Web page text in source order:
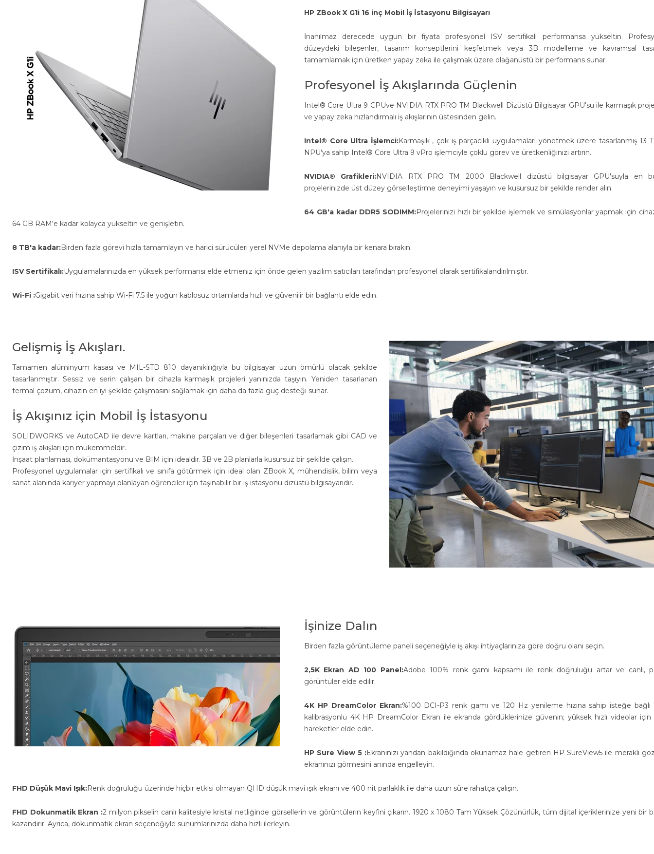
HP ZBook X G1i 16 inç Mobil İş İstasyonu Bilgisayarı
İnanılmaz derecede uygun bir fiyata profesyonel ISV sertifikalı performansa yükseltin.
düzeydeki bileşenler, tasarım konseptlerini keşfetmek veya 3B modelleme ve kavramsal
tamamlamak için üretken yapay zeka ile çalışmak üzere olağanüstü bir performans sunar.
Profesyonel İş Akışlarında Güçlenin
Intel® Core Ultra 9 CPUve NVIDIA RTX PRO TM Blackwell Dizüstü Bilgisayar GPU'su ile karmaşık
ve yapay zeka hızlandırmalı iş akışlarının üstesinden gelin.
Intel® Core Ultra İşlemci:Karmaşık , çok iş parçacıklı uygulamaları yönetmek üzere tasarlanmış 13
NPU'ya sahip Intel® Core Ultra 9 vPro işlemciyle çoklu görev ve üretkenliğinizi artırın.
NVIDIA® Grafikleri:NVIDIA RTX PRO TM 2000 Blackwell dizüstü bilgisayar GPU'suyla en
projelerinizde üst düzey görselleştirme deneyimi yaşayın ve kusursuz bir şekilde render alın.
64 GB'a kadar DDR5 SODIMM:Projelerinizi hızlı bir şekilde işlemek ve simülasyonlar yapmak için
64 GB RAM'e kadar kolayca yükseltin ve genişletin.
8 TB'a kadar:Birden fazla görevi hızla tamamlayın ve harici sürücüleri yerel NVMe depolama alanıyla bir kenara bırakın.
ISV Sertifikalı:Uygulamalarınızda en yüksek performansı elde etmeniz için önde gelen yazılım satıcıları tarafından profesyonel olarak sertifikalandırılmıştır.
Wi-Fi :Gigabit veri hızına sahip Wi-Fi 7.5 ile yoğun kablosuz ortamlarda hızlı ve güvenilir bir bağlantı elde edin.
Gelişmiş İş Akışları.
Tamamen alüminyum kasası ve MIL-STD 810 dayanıklılığıyla bu bilgisayar uzun ömürlü olacak şekilde
tasarlanmıştır. Sessiz ve serin çalışan bir cihazla karmaşık projeleri yanınızda taşıyın. Yeniden tasarlanan
termal çözüm, cihazın en iyi şekilde çalışmasını sağlamak için daha da fazla güç desteği sunar.
İş Akışınız için Mobil İş İstasyonu
SOLIDWORKS ve AutoCAD ile devre kartları, makine parçaları ve diğer bileşenleri tasarlamak gibi CAD ve
çizim iş akışları için mükemmeldir.
İnşaat planlaması, dokümantasyonu ve BIM için idealdir. 3B ve 2B planlarla kusursuz bir şekilde çalışın.
Profesyonel uygulamalar için sertifikalı ve sınıfa götürmek için ideal olan ZBook X, mühendislik, bilim veya
sanat alanında kariyer yapmayı planlayan öğrenciler için taşınabilir bir iş istasyonu dizüstü bilgisayarıdır.
İşinize Dalın
Birden fazla görüntüleme paneli seçeneğiyle iş akışı ihtiyaçlarınıza göre doğru olanı seçin.
2,5K Ekran AD 100 Panel:Adobe 100% renk gamı kapsamı ile renk doğruluğu artar ve canlı,
görüntüler elde edilir.
4K HP DreamColor Ekran:%100 DCI-P3 renk gamı ve 120 Hz yenileme hızına sahip isteğe bağlı
kalibrasyonlu 4K HP DreamColor Ekran ile ekranda gördüklerinize güvenin; yüksek hızlı videolar için
hareketler elde edin.
HP Sure View 5 :Ekranınızı yandan bakıldığında okunamaz hale getiren HP SureView5 ile meraklı
ekranınızı görmesini anında engelleyin.
FHD Düşük Mavi Işık:Renk doğruluğu üzerinde hiçbir etkisi olmayan QHD düşük mavi ışık ekranı ve 400 nit parlaklık ile daha uzun süre rahatça çalışın.
FHD Dokunmatik Ekran :2 milyon pikselin canlı kalitesiyle kristal netliğinde görsellerin ve görüntülerin keyfini çıkarın. 1920 x 1080 Tam Yüksek Çözünürlük, tüm dijital içeriklerinize yeni bir
kazandırır. Ayrıca, dokunmatik ekran seçeneğiyle sunumlarınızda daha hızlı ilerleyin.